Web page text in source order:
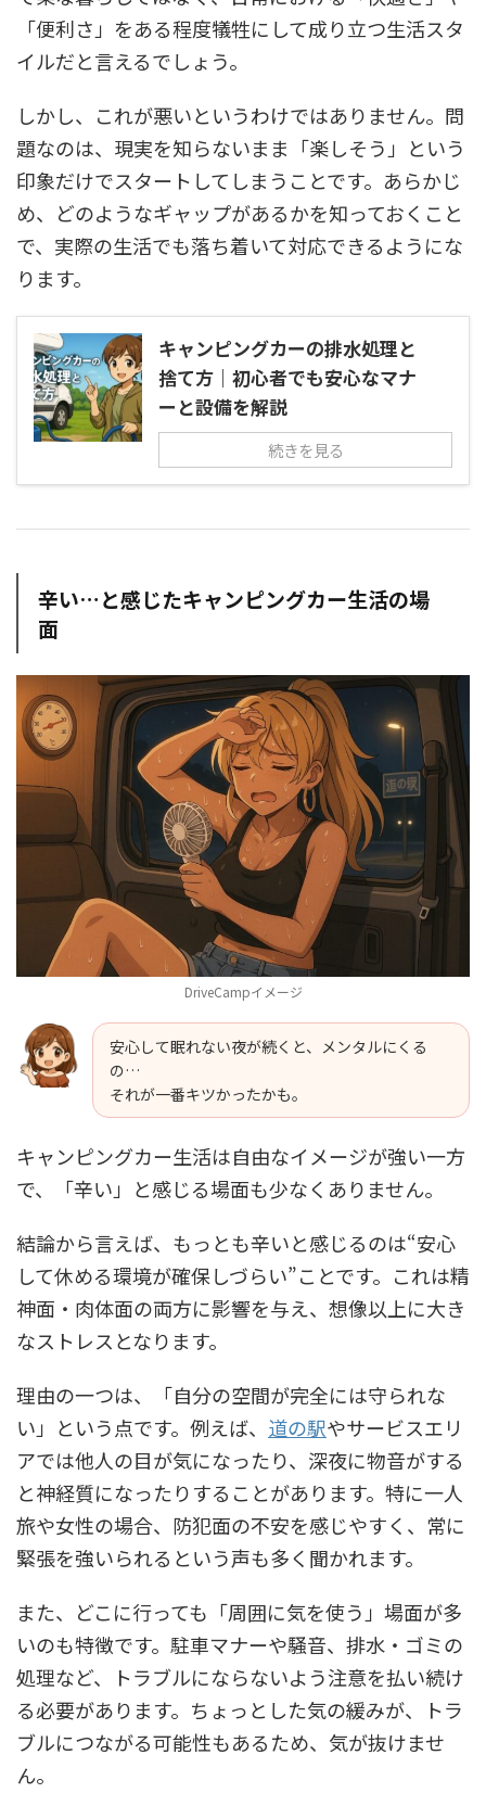
「便利さ」をある程度犠牲にして成り立つ生活スタ
イルだと言えるでしょう。
しかし、これが悪いというわけではありません。問
題なのは、現実を知らないまま「楽しそう」という
印象だけでスタートしてしまうことです。あらかじ
め、どのようなギャップがあるかを知っておくこと
で、実際の生活でも落ち着いて対応できるようにな
ります。
キャンピングカーの排水処理と
捨て方｜初心者でも安心なマナ
ーと設備を解説
続きを見る
辛い…と感じたキャンピングカー生活の場
面
DriveCampイメージ
安心して眠れない夜が続くと、メンタルにくる
の…
それが一番キツかったかも。
キャンピングカー生活は自由なイメージが強い一方
で、「辛い」と感じる場面も少なくありません。
結論から言えば、もっとも辛いと感じるのは“安心
して休める環境が確保しづらい”ことです。これは精
神面・肉体面の両方に影響を与え、想像以上に大き
なストレスとなります。
理由の一つは、「自分の空間が完全には守られな
い」という点です。例えば、 道の駅やサービスエリ
アでは他人の目が気になったり、深夜に物音がする
と神経質になったりすることがあります。特に一人
旅や女性の場合、防犯面の不安を感じやすく、常に
緊張を強いられるという声も多く聞かれます。
また、どこに行っても「周囲に気を使う」場面が多
いのも特徴です。駐車マナーや騒音、排水・ゴミの
処理など、トラブルにならないよう注意を払い続け
る必要があります。ちょっとした気の緩みが、トラ
ブルにつながる可能性もあるため、気が抜けませ
ん。